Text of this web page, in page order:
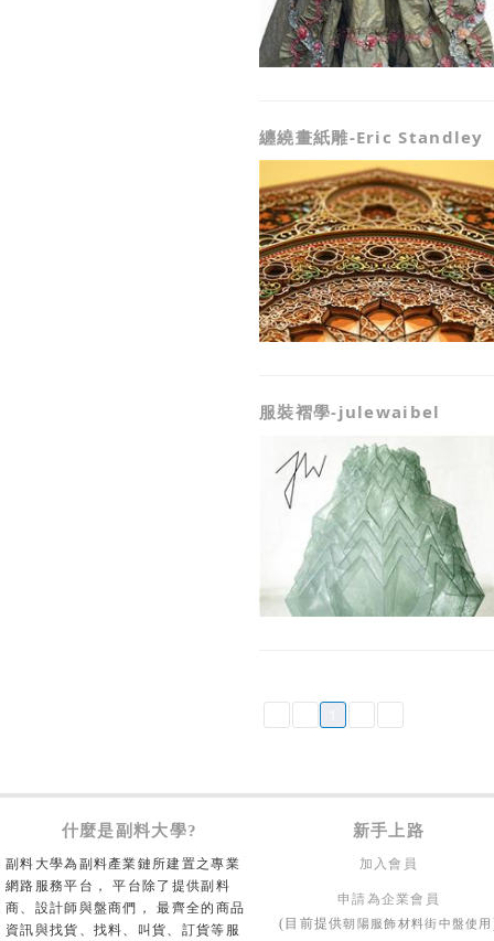
纏繞畫紙雕-Eric Standley
服裝褶學-julewaibel
什麼是副料大學? 新手上路
副料大學為副料產業鏈所建置之專業
網路服務平台， 平台除了提供副料
商、設計師與盤商們， 最齊全的商品
資訊與找貨、找料、叫貨、訂貨等服
加入會員
申請為企業會員
(目前提供朝陽服飾材料街中盤使用